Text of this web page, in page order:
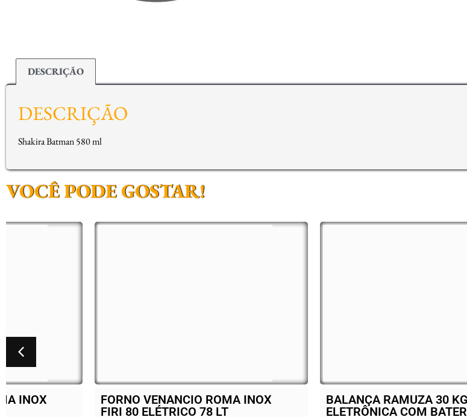
DESCRIÇÃO
DESCRIÇÃO
Shakira Batman 580 ml
VOCÊ PODE GOSTAR!
FORNO VENANCIO ROMA INOX
FIRI 80 ELÉTRICO 78 LT
BALANÇA RAMUZA 30 KG
ELETRÔNICA COM BATERIA